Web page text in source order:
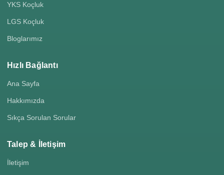
YKS Koçluk
LGS Koçluk
Bloglarımız
Hızlı Bağlantı
Ana Sayfa
Hakkımızda
Sıkça Sorulan Sorular
Talep & İletişim
İletişim